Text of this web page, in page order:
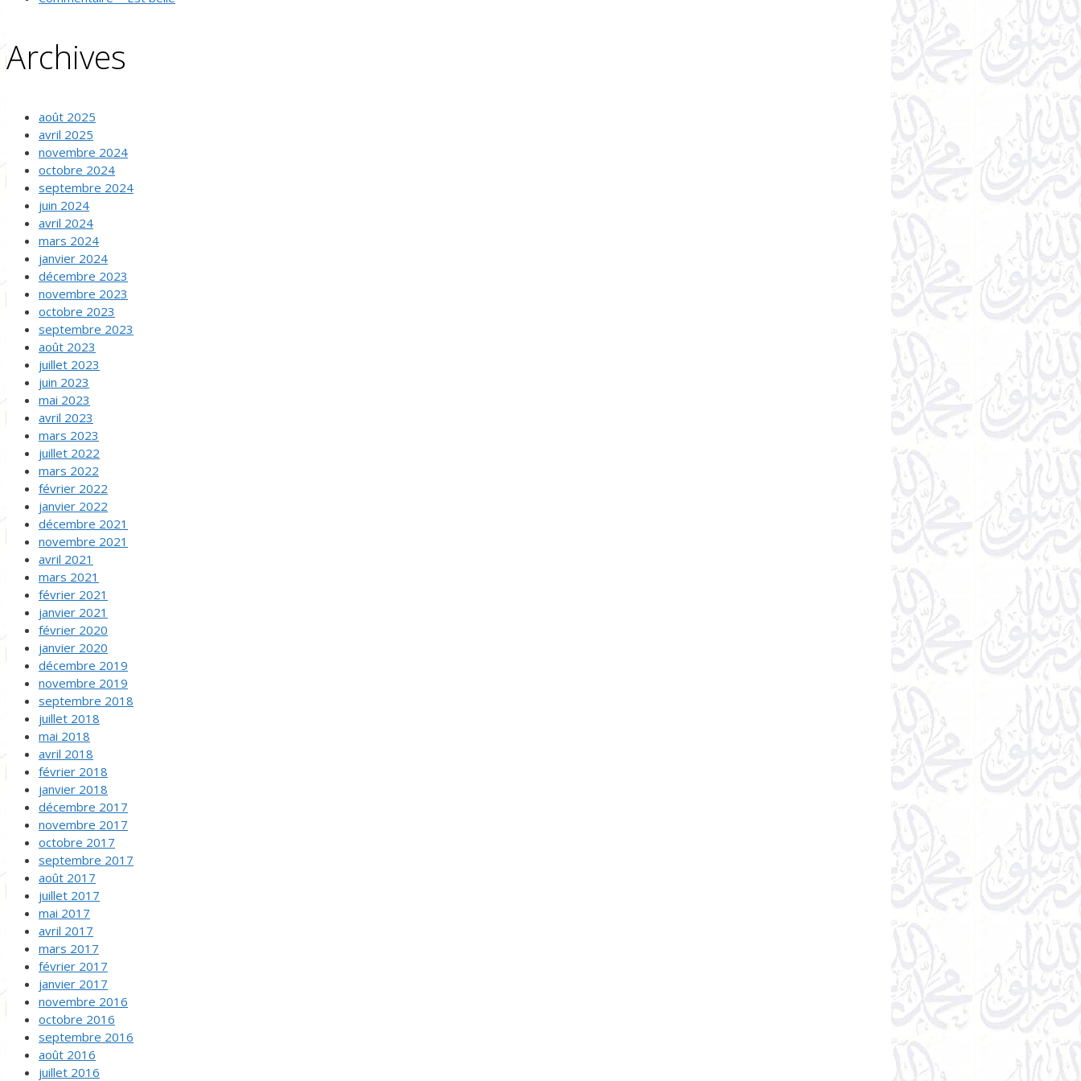
Archives
août 2025
avril 2025
novembre 2024
octobre 2024
septembre 2024
juin 2024
avril 2024
mars 2024
janvier 2024
décembre 2023
novembre 2023
octobre 2023
septembre 2023
août 2023
juillet 2023
juin 2023
mai 2023
avril 2023
mars 2023
juillet 2022
mars 2022
février 2022
janvier 2022
décembre 2021
novembre 2021
avril 2021
mars 2021
février 2021
janvier 2021
février 2020
janvier 2020
décembre 2019
novembre 2019
septembre 2018
juillet 2018
mai 2018
avril 2018
février 2018
janvier 2018
décembre 2017
novembre 2017
octobre 2017
septembre 2017
août 2017
juillet 2017
mai 2017
avril 2017
mars 2017
février 2017
janvier 2017
novembre 2016
octobre 2016
septembre 2016
août 2016
juillet 2016